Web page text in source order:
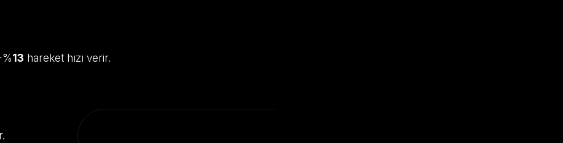
13 hareket hızı verir.